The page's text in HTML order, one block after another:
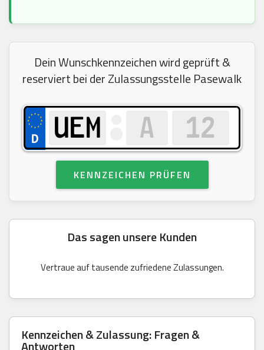
Dein Wunschkennzeichen wird geprüft &
reserviert bei der Zulassungsstelle Pasewalk
KENNZEICHEN PRÜFEN
Das sagen unsere Kunden
Vertraue auf tausende zufriedene Zulassungen.
Kennzeichen & Zulassung: Fragen &
Antworten